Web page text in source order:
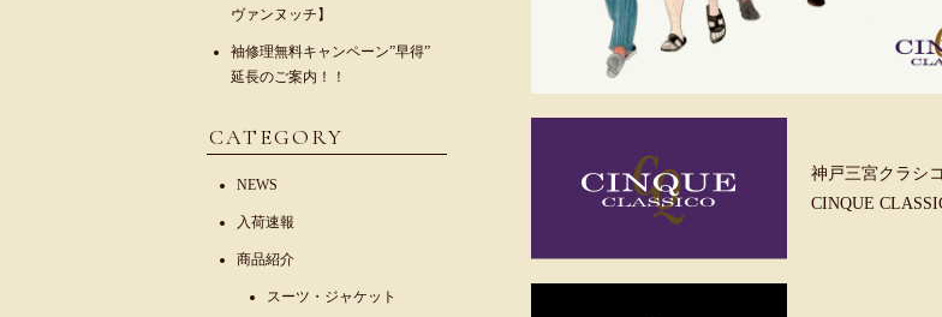
神戸三宮クラシ
CINQUE
ヴァンヌッチ】
袖修理無料キャンペーン”早得”
延長のご案内！！
CATEGORY
NEWS
入荷速報
商品紹介
スーツ・ジャケット